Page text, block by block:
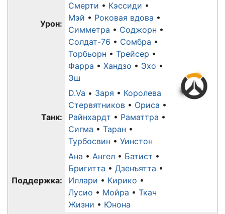
Урон:
Смерти
Кэссиди
Мэй
Роковая вдова
Симметра
Соджорн
Солдат-76
Сомбра
Торбьорн
Трейсер
Фарра
Хандзо
Эхо
Эш
Танк:
D.Va Заря
Королева
Стервятников
Ориса
Райнхардт
Раматтра
Сигма
Таран
Турбосвин
Уинстон
Поддержка:
Ана Ангел
Батист
Бригитта
Дзенъятта
Иллари
Кирико
Лусио
Мойра
Ткач
Жизни
Юнона